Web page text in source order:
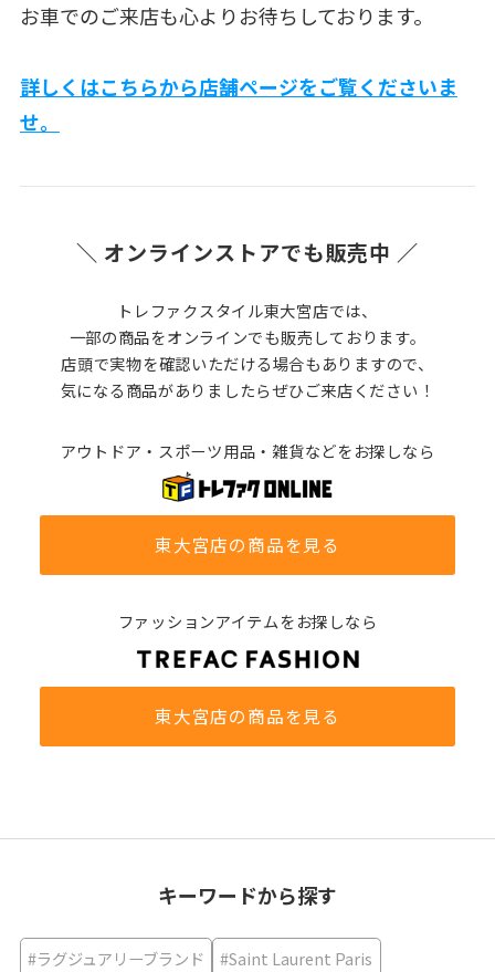
お車でのご来店も心よりお待ちしております。
詳しくはこちらから店舗ページをご覧くださいま
せ。
＼ オンラインストアでも販売中 ／
トレファクスタイル東大宮店では、
一部の商品をオンラインでも販売しております。
店頭で実物を確認いただける場合もありますので、
気になる商品がありましたらぜひご来店ください！
アウトドア・スポーツ用品・雑貨などをお探しなら
東大宮店の商品を見る
ファッションアイテムをお探しなら
東大宮店の商品を見る
キーワードから探す
#ラグジュアリーブランド #Saint Laurent Paris